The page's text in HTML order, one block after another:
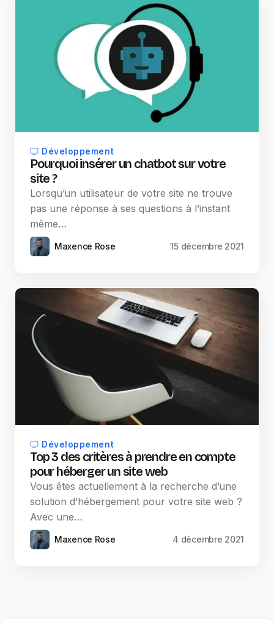
Développement
Pourquoi insérer un chatbot sur votre
site ?
Lorsqu’un utilisateur de votre site ne trouve
pas une réponse à ses questions à l’instant
même…
Maxence Rose 15 décembre 2021
Développement
Top 3 des critères à prendre en compte
pour héberger un site web
Vous êtes actuellement à la recherche d’une
solution d’hébergement pour votre site web ?
Avec une…
Maxence Rose 4 décembre 2021